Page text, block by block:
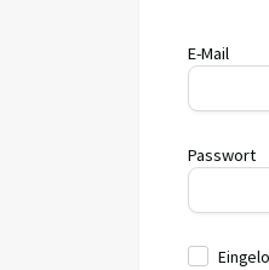
E-Mail
Passwort